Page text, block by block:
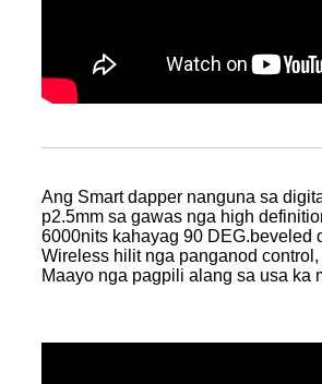
Ang Smart dapper nanguna sa
p2.5mm sa gawas nga high
6000nits kahayag 90 DEG.beveled
Wireless hilit nga panganod
Maayo nga pagpili alang sa usa ka